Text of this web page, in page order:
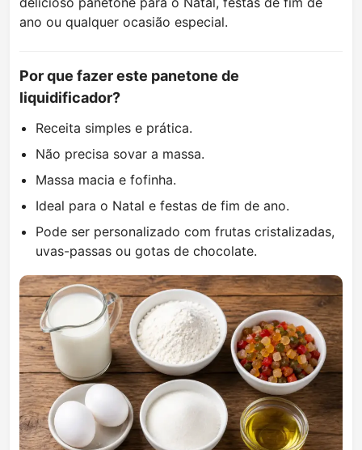
ano ou qualquer ocasião especial.
Por que fazer este panetone de
liquidificador?
Receita simples e prática.
Não precisa sovar a massa.
Massa macia e fofinha.
Ideal para o Natal e festas de fim de ano.
Pode ser personalizado com frutas cristalizadas,
uvas-passas ou gotas de chocolate.